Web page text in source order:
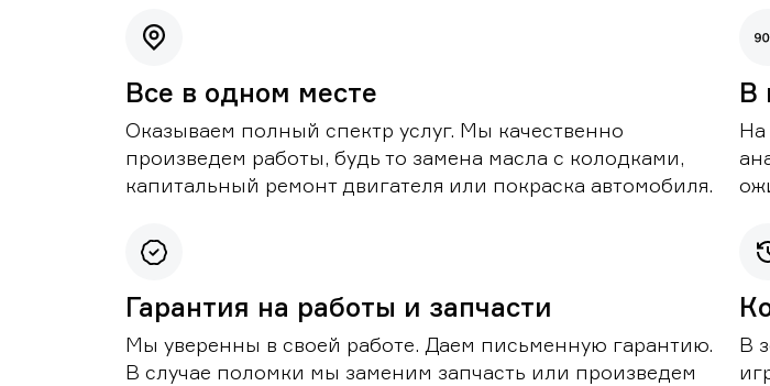
Все в одном месте
Оказываем полный спектр услуг. Мы качественно
произведем работы, будь то замена масла с колодками,
капитальный ремонт двигателя или покраска автомобиля.
В
На
Гарантия на работы и запчасти
Мы уверенны в своей работе. Даем письменную гарантию.
В случае поломки мы заменим запчасть или произведем
В